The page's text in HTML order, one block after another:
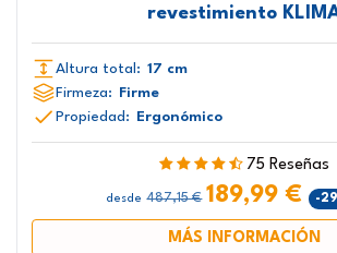
revestimiento
Altura total: 17 cm
Firmeza: Firme
Propiedad: Ergonómico
75 Reseñas
desde 487,15 € 189,99 € -
MÁS INFORMACIÓN